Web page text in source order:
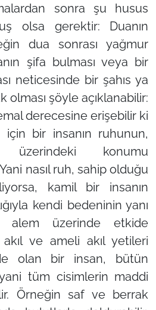
sonra şu husus
olsa gerektir: Duanın
dua sonrası yağmur
şifa bulması veya bir
neticesinde bir şahıs ya
şöyle açıklanabilir:
derecesine erişebilir ki
bir insanın ruhunun,
konumu
nasıl ruh, sahip olduğu
kamil bir insanın
kendi bedeninin yanı
alem üzerinde etkide
ve ameli akıl yetileri
olan bir insan, bütün
tüm cisimlerin maddi
Örneğin saf ve berrak